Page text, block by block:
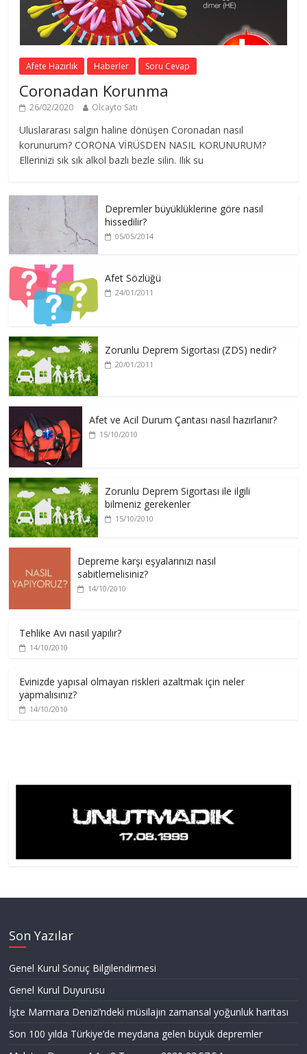
Afete Hazırlık Haberler Soru Cevap
Coronadan Korunma
26/02/2020 Olcayto Satı
Uluslararası salgın haline dönüşen Coronadan nasıl
korunurum? CORONA VİRÜSDEN NASIL KORUNURUM?
Ellerinizi sık sık alkol bazlı bezle silin. Ilık su
Depremler büyüklüklerine göre nasıl
hissedilir?
05/05/2014
Afet Sözlüğü
24/01/2011
Zorunlu Deprem Sigortası (ZDS) nedir?
20/01/2011
Afet ve Acil Durum Çantası nasıl hazırlanır?
15/10/2010
Zorunlu Deprem Sigortası ile ilgili
bilmeniz gerekenler
15/10/2010
Depreme karşı eşyalarınızı nasıl
sabitlemelisiniz?
14/10/2010
Tehlike Avı nasıl yapılır?
14/10/2010
Evinizde yapısal olmayan riskleri azaltmak için neler
yapmalısınız?
14/10/2010
Son Yazılar
Genel Kurul Sonuç Bilgilendirmesi
Genel Kurul Duyurusu
İşte Marmara Denizi’ndeki müsilajın zamansal yoğunluk haritası
Son 100 yılda Türkiye’de meydana gelen büyük depremler